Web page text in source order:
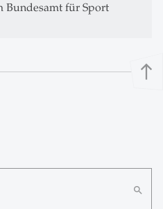
Bundesamt für Sport
north
search